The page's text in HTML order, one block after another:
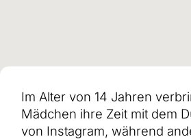
Patenschaft für Kinder in Not
Testament und Legat
Philanthropie
Unternehmenskooperationen
Einsatzgebiete
Wirkung und Erfolge
Mittelverwendung
Jahresbericht und Finanzen
Im Alter von 14 Jahren
Mädchen ihre Zeit mit dem
von Instagram, während